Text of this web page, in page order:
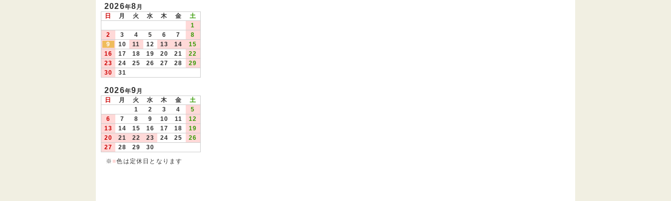
2026年8月
日
月 火 水 木 金
土
1
2
3 4 5 6 7
8
9
10 11 12 13 14
15
16
17 18 19 20 21
22
23
24 25 26 27 28
29
30
31
2026年9月
日
月 火 水 木 金
土
1
2 3 4
5
6
7 8 9 10 11
12
13
14 15 16 17 18
19
20
21 22 23 24 25
26
27
28 29
30
※ ■色は定休日となります